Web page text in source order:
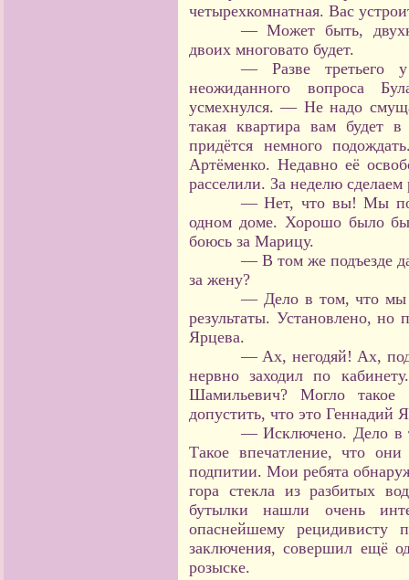
четырехкомнатная. Вас
— Может быть,
двоих многовато будет.
— Разве третьего
неожиданного вопроса
усмехнулся. — Не надо
такая квартира вам будет
придётся немного
Артёменко. Недавно её
расселили. За неделю
— Нет, что вы! Мы
одном доме. Хорошо было
боюсь за Марицу.
— В том же подъезде
за жену?
— Дело в том, что мы
результаты. Установлено, но
Ярцева.
— Ах, негодяй! Ах,
нервно заходил по
Шамильевич? Могло
допустить, что это Геннадий
— Исключено. Дело в
Такое впечатление, что
подпитии. Мои ребята
гора стекла из разбитых
бутылки нашли очень
опаснейшему
заключения, совершил ещё
розыске.